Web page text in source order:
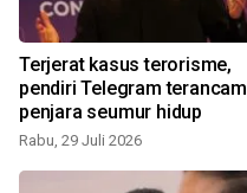
Terjerat kasus terorisme,
pendiri Telegram terancam
penjara seumur hidup
Rabu, 29 Juli 2026